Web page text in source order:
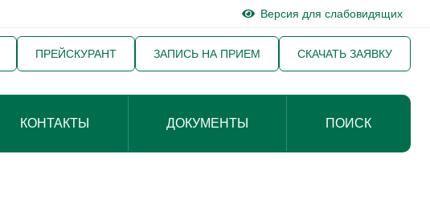
Версия для слабовидящих
ПРЕЙСКУРАНТ ЗАПИСЬ НА ПРИЕМ СКАЧАТЬ ЗАЯВКУ
КОНТАКТЫ ДОКУМЕНТЫ ПОИСК